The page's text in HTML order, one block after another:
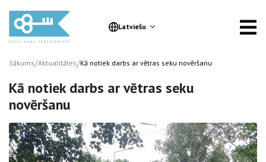
Latviešu
Sākums/Aktualitātes/Kā notiek darbs ar vētras seku novēršanu
Kā notiek darbs ar vētras seku
novēršanu